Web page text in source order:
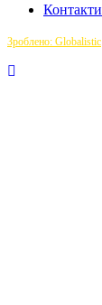
Контакти
Зроблено: Globalistic